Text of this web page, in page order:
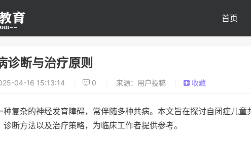
首页
诊断与治疗原则
04-16 15:13:14 0 来源：用户投稿 收藏
复杂的神经发育障碍，常伴随多种共病。本文旨在探讨自闭症儿童
断方法以及治疗策略，为临床工作者提供参考。